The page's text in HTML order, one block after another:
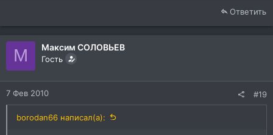
Ответить
М Максим СОЛОВЬЕВ
Гость
7 Фев 2010 #19
borodan66 написал(а):